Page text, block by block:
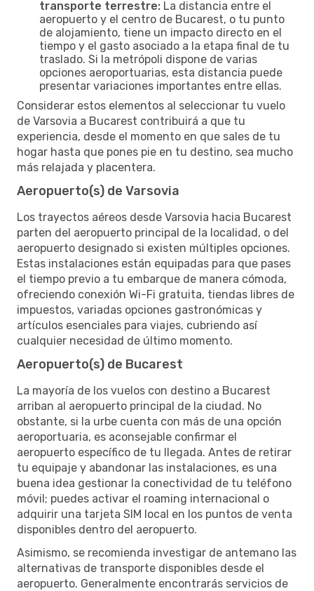
transporte terrestre: La distancia entre el
aeropuerto y el centro de Bucarest, o tu punto
de alojamiento, tiene un impacto directo en el
tiempo y el gasto asociado a la etapa final de tu
traslado. Si la metrópoli dispone de varias
opciones aeroportuarias, esta distancia puede
presentar variaciones importantes entre ellas.
Considerar estos elementos al seleccionar tu vuelo
de Varsovia a Bucarest contribuirá a que tu
experiencia, desde el momento en que sales de tu
hogar hasta que pones pie en tu destino, sea mucho
más relajada y placentera.
Aeropuerto(s) de Varsovia
Los trayectos aéreos desde Varsovia hacia Bucarest
parten del aeropuerto principal de la localidad, o del
aeropuerto designado si existen múltiples opciones.
Estas instalaciones están equipadas para que pases
el tiempo previo a tu embarque de manera cómoda,
ofreciendo conexión Wi-Fi gratuita, tiendas libres de
impuestos, variadas opciones gastronómicas y
artículos esenciales para viajes, cubriendo así
cualquier necesidad de último momento.
Aeropuerto(s) de Bucarest
La mayoría de los vuelos con destino a Bucarest
arriban al aeropuerto principal de la ciudad. No
obstante, si la urbe cuenta con más de una opción
aeroportuaria, es aconsejable confirmar el
aeropuerto específico de tu llegada. Antes de retirar
tu equipaje y abandonar las instalaciones, es una
buena idea gestionar la conectividad de tu teléfono
móvil; puedes activar el roaming internacional o
adquirir una tarjeta SIM local en los puntos de venta
disponibles dentro del aeropuerto.
Asimismo, se recomienda investigar de antemano las
alternativas de transporte disponibles desde el
aeropuerto. Generalmente encontrarás servicios de